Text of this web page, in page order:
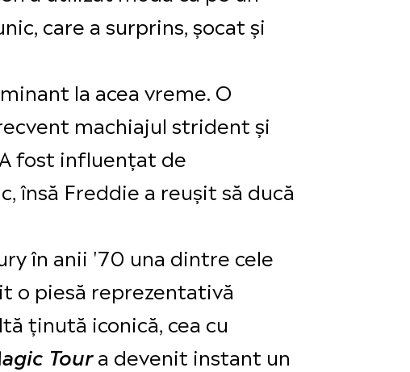
care a surprins, șocat și
la acea vreme. O
machiajul strident și
fost influențat de
însă Freddie a reușit să ducă
în anii '70 una dintre cele
o piesă reprezentativă
ținută iconică, cea cu
Toura devenit instant un